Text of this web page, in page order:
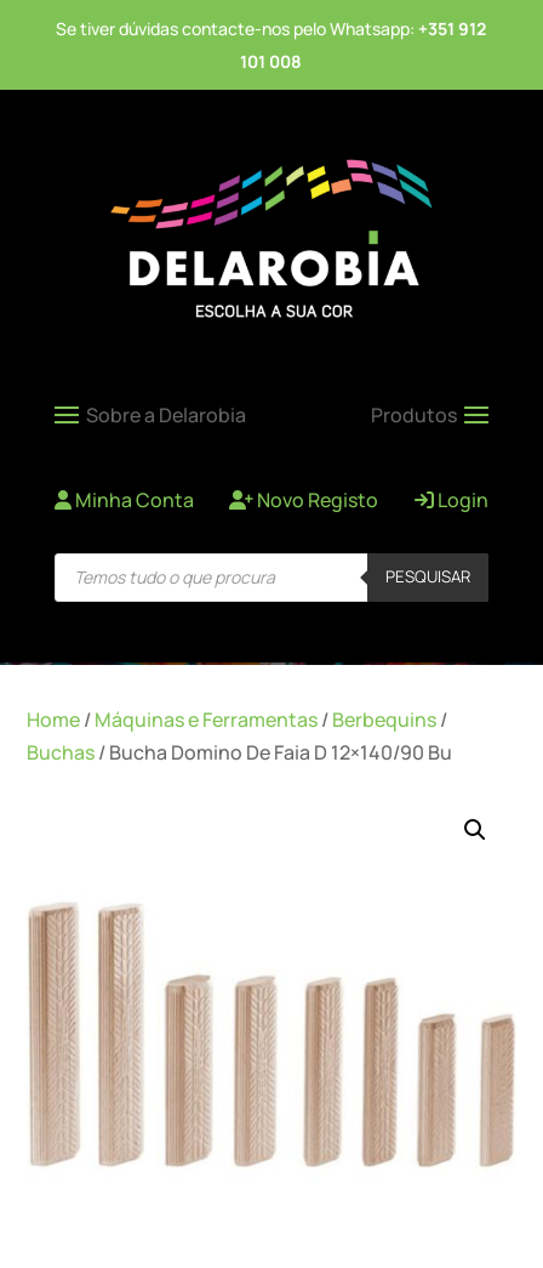
Se tiver dúvidas contacte-nos pelo Whatsapp: +351 912
101 008
Minha Conta Novo Registo Login
Products
search PESQUISAR
Home/Máquinas e Ferramentas/Berbequins/
Buchas/ Bucha Domino De Faia D 12×140/90 Bu